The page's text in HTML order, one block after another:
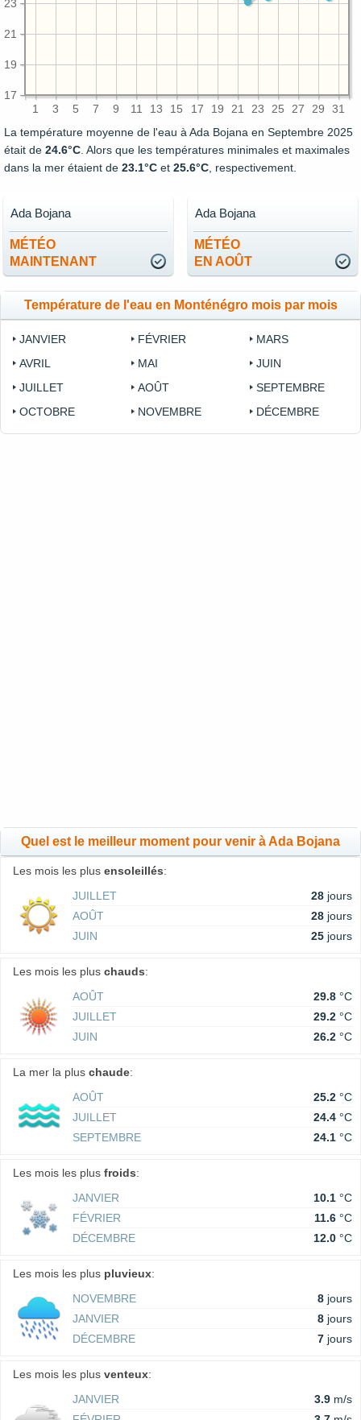
1 3 5 7 9 11 13 15 17 19 21 23 25 27 29 31
17
19
21
23
La température moyenne de l'eau à Ada Bojana en Septembre 2025
était de 24.6°C . Alors que les températures minimales et maximales
dans la mer étaient de 23.1°C et 25.6°C , respectivement.
MÉTÉO
MAINTENANT
Ada Bojana
MÉTÉO
EN AOÛT
Ada Bojana
Température de l'eau en Monténégro mois par mois
JANVIER FÉVRIER
MARS
AVRIL
MAI
JUIN
JUILLET
AOÛT
SEPTEMBRE
OCTOBRE
NOVEMBRE DÉCEMBRE
Quel est le meilleur moment pour venir à Ada Bojana
Les mois les plus ensoleillés:
JUILLET
28 jours
AOÛT
28 jours
JUIN
25 jours
Les mois les plus chauds:
AOÛT
29.8 °C
JUILLET
29.2 °C
JUIN
26.2 °C
La mer la plus chaude:
AOÛT
25.2 °C
JUILLET
24.4 °C
SEPTEMBRE
24.1 °C
Les mois les plus froids:
JANVIER
10.1 °C
FÉVRIER
11.6 °C
DÉCEMBRE
12.0 °C
Les mois les plus pluvieux:
NOVEMBRE
8 jours
JANVIER
8 jours
DÉCEMBRE
7 jours
Les mois les plus venteux:
JANVIER
3.9 m/s